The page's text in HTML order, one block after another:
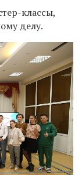
классы,
делу.